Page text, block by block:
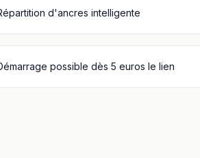
d'ancres intelligente
possible dès 5 euros le lien